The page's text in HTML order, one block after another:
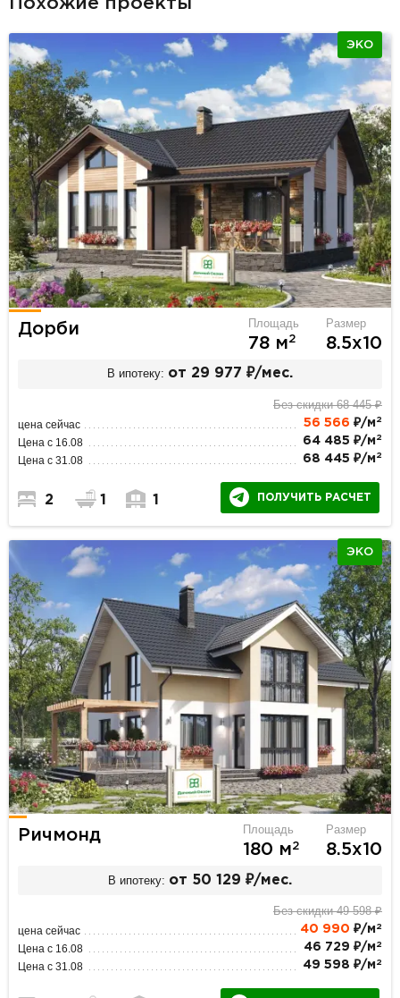
Похожие проекты
ЭКО
Дорби Площадь
78 м2
Размер
8.5х10
В ипотеку: от 29 977 ₽/мес.
Без скидки 68 445 ₽
цена сейчас 56 566 ₽/м 2
Цена с 16.08 64 485 ₽/м 2
Цена с 31.08 68 445 ₽/м 2
2 1 1 ПОЛУЧИТЬ РАСЧЕТ
ЭКО
Ричмонд Площадь
180 м2
Размер
8.5х10
В ипотеку: от 50 129 ₽/мес.
Без скидки 49 598 ₽
цена сейчас 40 990 ₽/м 2
Цена с 16.08 46 729 ₽/м 2
Цена с 31.08 49 598 ₽/м 2